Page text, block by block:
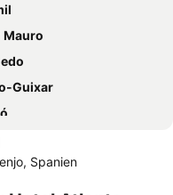
Mauro
Guixar
Vigo
de Baiona
O Grove
Spanien